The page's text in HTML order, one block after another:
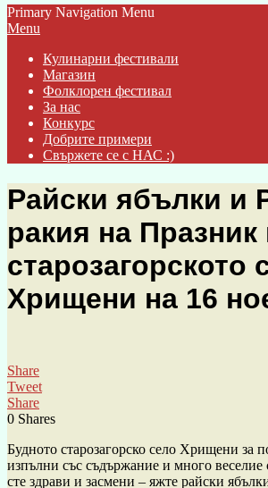
Primary Navigation Menu
Menu
Кулинарни фестивали
Магазин
Фолклорен фестивал
За нас
Конкурс
Добрите примери
Свържете се с НАС :)
Райски ябълки и
ракия на Празник
старозагорското
Хрищени на 16
Share
Tweet
Share
0 Shares
Будното старозагорско село Хрищени за
изпълни със съдържание и много веселие
сте здрави и засмени – яжте райски